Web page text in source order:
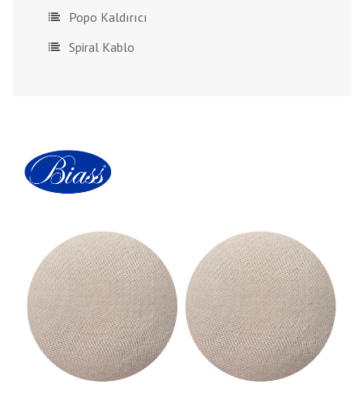
Popo Kaldırıcı
Spiral Kablo